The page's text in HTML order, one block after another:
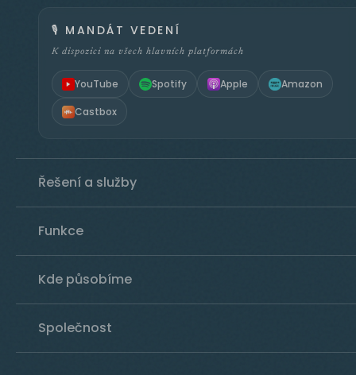
🎙️ MANDÁT VEDENÍ
K dispozici na všech hlavních platformách
YouTube Spotify Apple Amazon
Castbox
Řešení a služby
Funkce
Kde působíme
Společnost